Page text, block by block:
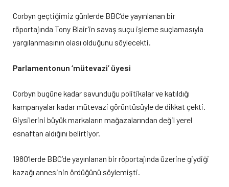
Corbyn geçtiğimiz günlerde BBC’de yayınlanan bir
röportajında Tony Blair’in savaş suçu işleme suçlamasıyla
yargılanmasının olası olduğunu söylecekti.
Parlamentonun ‘mütevazi’ üyesi
Corbyn bugüne kadar savunduğu politikalar ve katıldığı
kampanyalar kadar mütevazi görüntüsüyle de dikkat çekti.
Giysilerini büyük markaların mağazalarından değil yerel
esnaftan aldığını belirtiyor.
1980’lerde BBC’de yayınlanan bir röportajında üzerine giydiği
kazağı annesinin ördüğünü söylemişti.